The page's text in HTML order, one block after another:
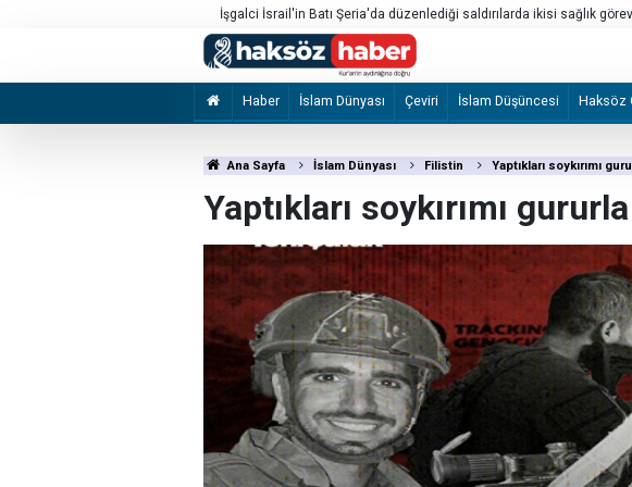
İşgalci İsrail'in Batı Şeria'da düzenlediği saldırılarda ikisi sağlık
yaralandı
Haber İslam Dünyası Çeviri İslam Düşüncesi Haksöz
Ana Sayfa İslam Dünyası Filistin Yaptıkları soykırımı
Yaptıkları soykırımı